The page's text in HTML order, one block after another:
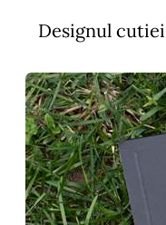
Designul